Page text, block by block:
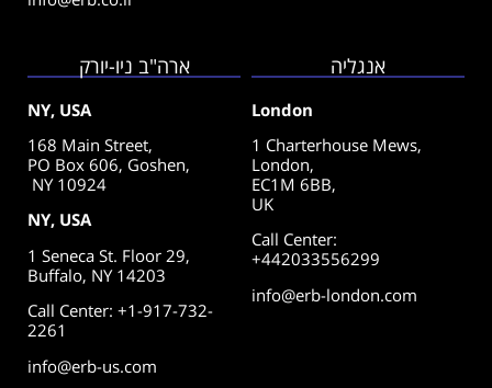
אנגליה
London
1 Charterhouse Mews,
London,
EC1M 6BB,
UK
Call Center:
+442033556299
info@erb-london.com
ארה"ב ניו-יורק
NY, USA
168 Main Street,
PO Box 606, Goshen,
NY 10924
NY, USA
1 Seneca St. Floor 29,
Buffalo, NY 14203
Call Center: +1-917-732-
2261
info@erb-us.com